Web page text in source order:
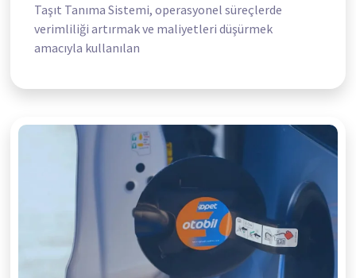
Taşıt Tanıma Sistemi, operasyonel süreçlerde
verimliliği artırmak ve maliyetleri düşürmek
amacıyla kullanılan